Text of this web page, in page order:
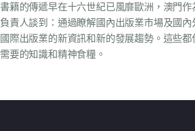
書籍的傳遞早在十六世紀已風靡歐洲，澳門
負責人談到：通過瞭解國內出版業市場及國
國際出版業的新資訊和新的發展趨勢。這些
需要的知識和精神食糧。